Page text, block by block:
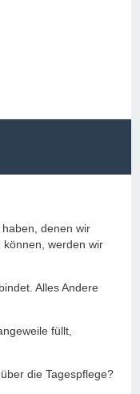
denen wir
werden wir
Alles Andere
füllt,
die Tagespflege?